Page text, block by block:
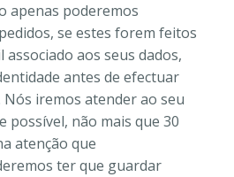
apenas poderemos
se estes forem feitos
associado aos seus dados,
antes de efectuar
iremos atender ao seu
possível, não mais que 30
atenção que
ter que guardar